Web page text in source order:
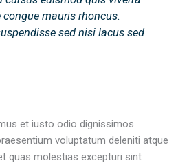
mauris rhoncus.
sed nisi lacus sed
et iusto odio dignissimos
voluptatum deleniti atque
quas molestias excepturi sint